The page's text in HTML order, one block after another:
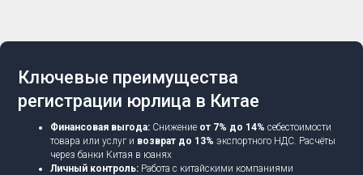
Ключевые преимущества
регистрации юрлица в Китае
Финансовая выгода: Снижение от 7% до 14% себестоимости
товара или услуг и возврат до 13% экспортного НДС. Расчёты
через банки Китая в юанях
Личный контроль: Работа с китайскими компаниями